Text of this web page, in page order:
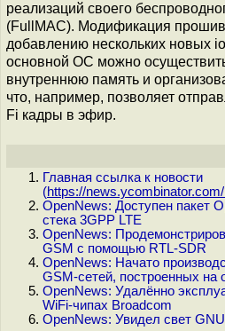
реализаций своего
(FullMAC). Модификация
добавлению нескольких новых
основной ОС можно
внутреннюю память и
что, например, позволяет
Fi кадры в эфир.
Главная ссылка к новости
(https://
OpenNews: Доступен пакет
стека 3GPP LTE
OpenNews:
GSM с помощью RTL-SDR
OpenNews: Начато
GSM-сетей, построенных на
OpenNews: Удалённо
WiFi-чипах Broadcom
OpenNews: Увидел свет